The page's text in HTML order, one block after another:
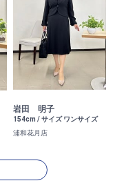
岩田 明子
154cm / サイズ ワンサイズ
浦和花月店